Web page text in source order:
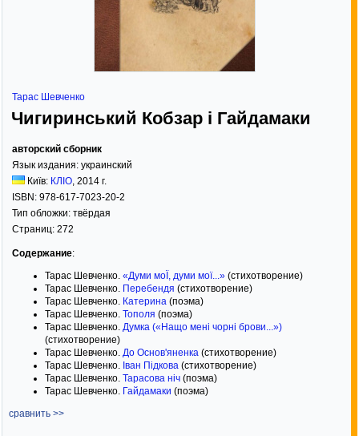
Тарас Шевченко
Чигиринський Кобзар і Гайдамаки
авторский сборник
Язык издания: украинский
Київ: КЛІО, 2014 г.
ISBN: 978-617-7023-20-2
Тип обложки: твёрдая
Страниц: 272
Содержание:
Тарас Шевченко. «Думи моЇ, думи мої...» (стихотворение)
Тарас Шевченко. Перебендя (стихотворение)
Тарас Шевченко. Катерина (поэма)
Тарас Шевченко. Тополя (поэма)
Тарас Шевченко. Думка («Нащо мені чорні брови...»)
(стихотворение)
Тарас Шевченко. До Основ'яненка (стихотворение)
Тарас Шевченко. Іван Підкова (стихотворение)
Тарас Шевченко. Тарасова ніч (поэма)
Тарас Шевченко. Гайдамаки (поэма)
сравнить >>